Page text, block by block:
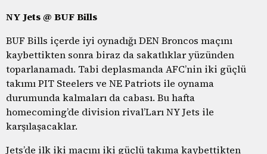
NY Jets @ BUF Bills
BUF Bills içerde iyi oynadığı DEN Broncos maçını
kaybettikten sonra biraz da sakatlıklar yüzünden
toparlanamadı. Tabi deplasmanda AFC’nin iki güçlü
takımı PIT Steelers ve NE Patriots ile oynama
durumunda kalmaları da cabası. Bu hafta
homecoming’de division rival’Ları NY Jets ile
karşılaşacaklar.
Jets’de ilk iki maçını iki güçlü takıma kaybettikten